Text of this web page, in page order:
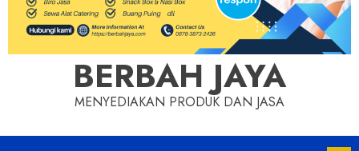
BERBAH JAYA
MENYEDIAKAN PRODUK DAN JASA